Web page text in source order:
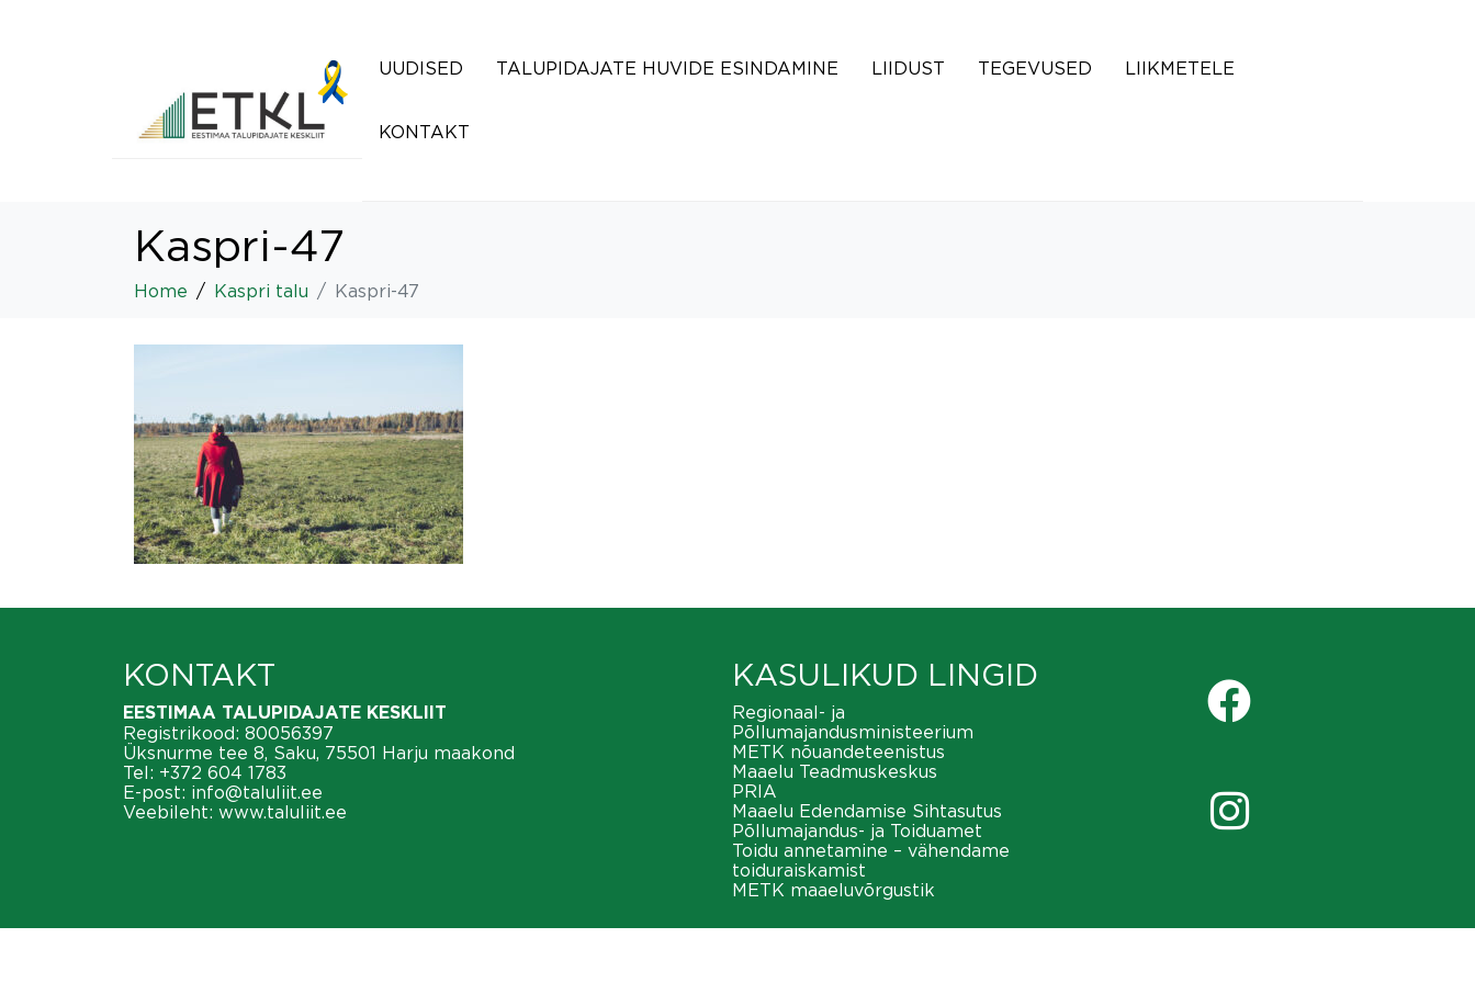
UUDISED TALUPIDAJATE HUVIDE ESINDAMINE LIIDUST TEGEVUSED LIIKMETELE
KONTAKT
Kaspri-47
Home Kaspri talu Kaspri-47
KONTAKT
EESTIMAA TALUPIDAJATE KESKLIIT
Registrikood: 80056397
Üksnurme tee 8, Saku, 75501 Harju maakond
Tel: +372 604 1783
E-post: info@taluliit.ee
Veebileht: www.taluliit.ee
KASULIKUD LINGID
Regionaal- ja
Põllumajandusministeerium
METK nõuandeteenistus
Maaelu Teadmuskeskus
PRIA
Maaelu Edendamise Sihtasutus
Põllumajandus- ja Toiduamet
Toidu annetamine – vähendame
toiduraiskamist
METK maaeluvõrgustik